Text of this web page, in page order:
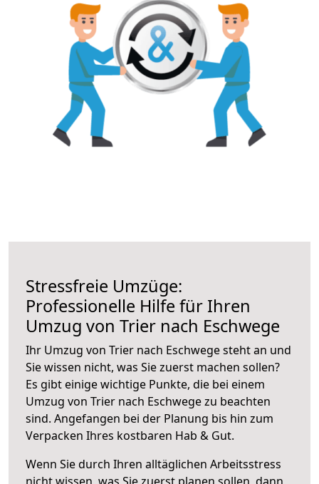
Stressfreie Umzüge:
Professionelle Hilfe für Ihren
Umzug von Trier nach Eschwege
Ihr Umzug von Trier nach Eschwege steht an und
Sie wissen nicht, was Sie zuerst machen sollen?
Es gibt einige wichtige Punkte, die bei einem
Umzug von Trier nach Eschwege zu beachten
sind. Angefangen bei der Planung bis hin zum
Verpacken Ihres kostbaren Hab & Gut.
Wenn Sie durch Ihren alltäglichen Arbeitsstress